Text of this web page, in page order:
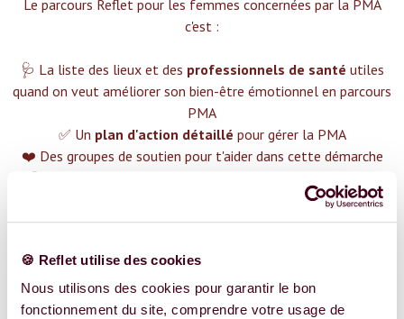
🍪 Reflet utilise des cookies
Nous utilisons des cookies pour garantir le bon
fonctionnement du site, comprendre votre usage de
Le parcours Reflet pour les femmes concernées par la PMA
c'est :‍
🩺 La liste des lieux et des professionnels de santé utiles
quand on veut améliorer son bien-être émotionnel en parcours
PMA
✅ Un plan d'action détaillé pour gérer la PMA
❤️ Des groupes de soutien pour t'aider dans cette démarche
😉 Du contenu avec tout ce que tu dois savoir sur
Plus de 400 femmes déjà accompagnées !